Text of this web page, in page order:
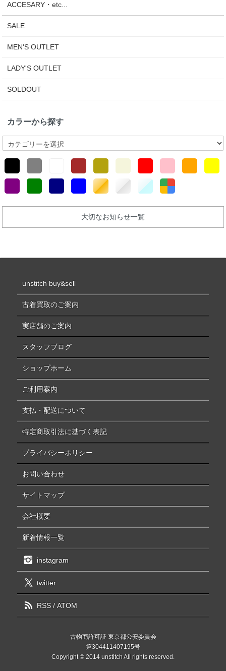
ACCESARY・etc...
SALE
MEN'S OUTLET
LADY'S OUTLET
SOLDOUT
カラーから探す
大切なお知らせ一覧
unstitch buy&sell
古着買取のご案内
実店舗のご案内
スタッフブログ
ショップホーム
ご利用案内
支払・配送について
特定商取引法に基づく表記
プライバシーポリシー
お問い合わせ
サイトマップ
会社概要
新着情報一覧
instagram
twitter
RSS/ ATOM
古物商許可証 東京都公安委員会
第304411407195号
Copyright © 2014 unstitch All rights reserved.